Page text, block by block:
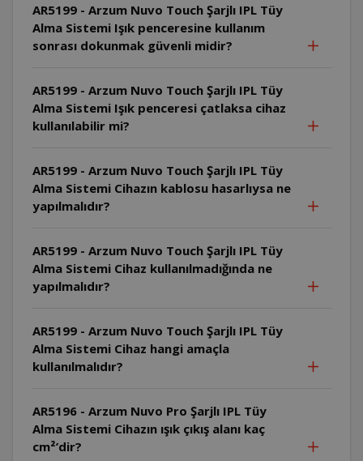
AR5199 - Arzum Nuvo Touch Şarjlı IPL Tüy
Alma Sistemi Işık penceresine kullanım
sonrası dokunmak güvenli midir?
AR5199 - Arzum Nuvo Touch Şarjlı IPL Tüy
Alma Sistemi Işık penceresi çatlaksa cihaz
kullanılabilir mi?
AR5199 - Arzum Nuvo Touch Şarjlı IPL Tüy
Alma Sistemi Cihazın kablosu hasarlıysa ne
yapılmalıdır?
AR5199 - Arzum Nuvo Touch Şarjlı IPL Tüy
Alma Sistemi Cihaz kullanılmadığında ne
yapılmalıdır?
AR5199 - Arzum Nuvo Touch Şarjlı IPL Tüy
Alma Sistemi Cihaz hangi amaçla
kullanılmalıdır?
AR5196 - Arzum Nuvo Pro Şarjlı IPL Tüy
Alma Sistemi Cihazın ışık çıkış alanı kaç
cm²’dir?